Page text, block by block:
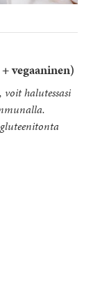
vegaaninen)
halutessasi